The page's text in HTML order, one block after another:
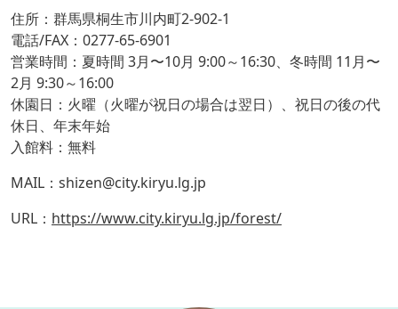
住所：群馬県桐生市川内町2-902-1
電話/FAX：0277-65-6901
営業時間：夏時間 3月〜10月 9:00～16:30、冬時間 11月〜
2月 9:30～16:00
休園日：火曜（火曜が祝日の場合は翌日）、祝日の後の代
休日、年末年始
入館料：無料
MAIL：shizen@city.kiryu.lg.jp
URL： https://www.city.kiryu.lg.jp/forest/